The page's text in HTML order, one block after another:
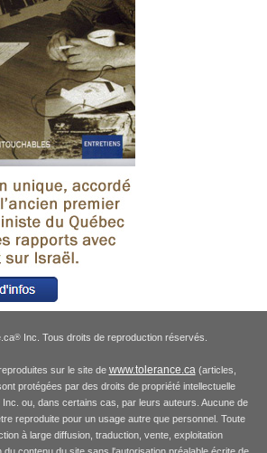
®Inc. Tous droits de reproduction réservés.
sur le site de www.tolerance.ca(articles,
protégées par des droits de propriété intellectuelle
Inc. ou, dans certains cas, par leurs auteurs. Aucune de
reproduite pour un usage autre que personnel. Toute
à large diffusion, traduction, vente, exploitation